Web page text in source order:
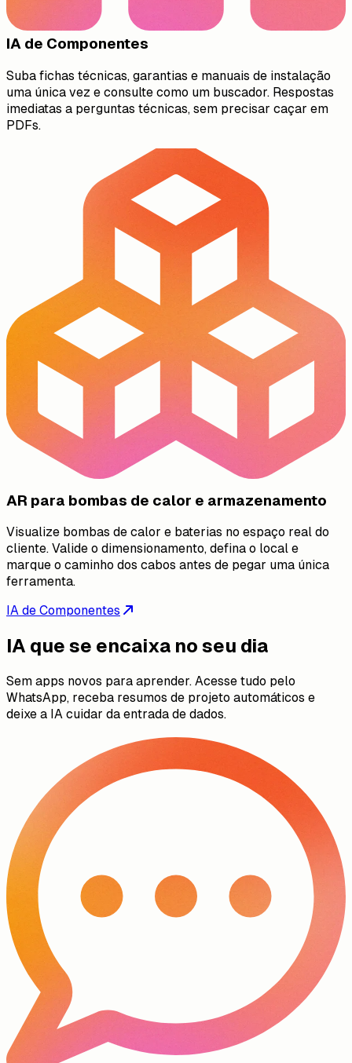
IA de Componentes
Suba fichas técnicas, garantias e manuais de instalação
uma única vez e consulte como um buscador. Respostas
imediatas a perguntas técnicas, sem precisar caçar em
PDFs.
AR para bombas de calor e armazenamento
Visualize bombas de calor e baterias no espaço real do
cliente. Valide o dimensionamento, defina o local e
marque o caminho dos cabos antes de pegar uma única
ferramenta.
IA de Componentes
IA que se encaixa no seu dia
Sem apps novos para aprender. Acesse tudo pelo
WhatsApp, receba resumos de projeto automáticos e
deixe a IA cuidar da entrada de dados.